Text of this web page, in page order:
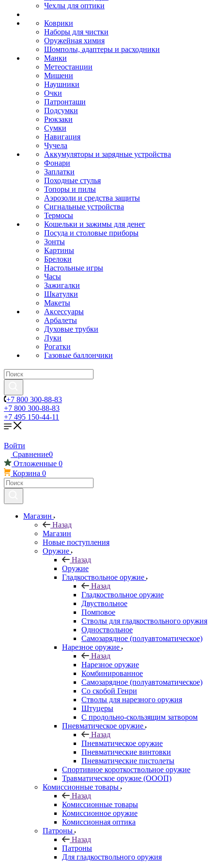
Чехлы для оптики
Коврики
Наборы для чистки
Оружейная химия
Шомполы, адаптеры и расходники
Манки
Метеостанции
Мишени
Наушники
Очки
Патронташи
Подсумки
Рюкзаки
Сумки
Навигация
Чучела
Аккумуляторы и зарядные устройства
Фонари
Заплатки
Походные стулья
Топоры и пилы
Аэрозоли и средства защиты
Сигнальные устройства
Термосы
Кошельки и зажимы для денег
Посуда и столовые приборы
Зонты
Картины
Брелоки
Настольные игры
Часы
Зажигалки
Шкатулки
Макеты
Аксессуары
Арбалеты
Духовые трубки
Луки
Рогатки
Газовые баллончики
+7 800 300-88-83
+7 800 300-88-83
+7 495 150-44-11
Войти
Сравнение0
Отложенные 0
Корзина 0
Магазин
Назад
Магазин
Новые поступления
Оружие
Назад
Оружие
Гладкоствольное оружие
Назад
Гладкоствольное оружие
Двуствольное
Помповое
Стволы для гладкоствольного оружия
Одноствольное
Самозарядное (полуавтоматическое)
Нарезное оружие
Назад
Нарезное оружие
Комбинированное
Самозарядное (полуавтоматическое)
Со скобой Генри
Стволы для нарезного оружия
Штуцеры
С продольно-скользящим затвором
Пневматическое оружие
Назад
Пневматическое оружие
Пневматические винтовки
Пневматические пистолеты
Спортивное короткоствольное оружие
Травматическое оружие (ОООП)
Комиссионные товары
Назад
Комиссионные товары
Комиссионное оружие
Комиссионная оптика
Патроны
Назад
Патроны
Для гладкоствольного оружия